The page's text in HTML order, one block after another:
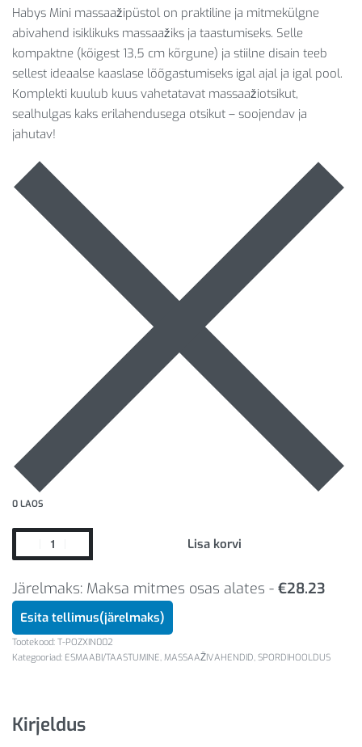
Habys Mini massaažipüstol on praktiline ja mitmekülgne
abivahend isiklikuks massaažiks ja taastumiseks. Selle
kompaktne (kõigest 13,5 cm kõrgune) ja stiilne disain teeb
sellest ideaalse kaaslase lõõgastumiseks igal ajal ja igal pool.
Komplekti kuulub kuus vahetatavat massaažiotsikut,
sealhulgas kaks erilahendusega otsikut – soojendav ja
jahutav!
0 LAOS
Lisa korvi
Järelmaks: Maksa mitmes osas alates - €28.23
Esita tellimus(järelmaks)
T-POZXIN002
Kategooriad: ESMAABI/TAASTUMINE, MASSAAŽIVAHENDID, SPORDIHOOLDUS
Kirjeldus